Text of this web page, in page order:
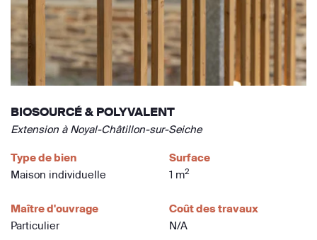
BIOSOURCÉ & POLYVALENT
Extension à Noyal-Châtillon-sur-Seiche
Type de bien
Maison individuelle
Surface
1 m2
Maître d'ouvrage
Particulier
Coût des travaux
N/A